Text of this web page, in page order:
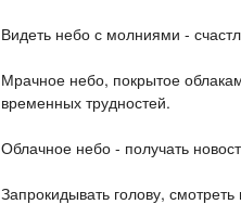
Видеть небо с молниями -
Мрачное небо, покрытое
временных трудностей.
Облачное небо - получать
Запрокидывать голову,